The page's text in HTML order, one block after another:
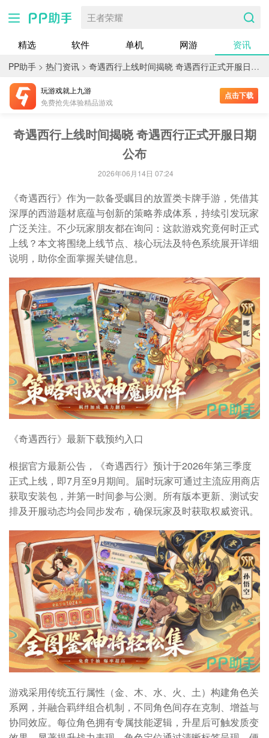
王者荣耀
精选 软件 单机 网游 资讯
PP助手 > 热门资讯 > 奇遇西行上线时间揭晓 奇遇西行正式开服日期公布
玩游戏就上九游
免费抢先体验精品游戏
点击下载
奇遇西行上线时间揭晓 奇遇西行正式开服日期
公布
2026年06月14日 07:24
《奇遇西行》作为一款备受瞩目的放置类卡牌手游，凭借其
深厚的西游题材底蕴与创新的策略养成体系，持续引发玩家
广泛关注。不少玩家朋友都在询问：这款游戏究竟何时正式
上线？本文将围绕上线节点、核心玩法及特色系统展开详细
说明，助你全面掌握关键信息。
《奇遇西行》最新下载预约入口
根据官方最新公告，《奇遇西行》预计于2026年第三季度
正式上线，即7月至9月期间。届时玩家可通过主流应用商店
获取安装包，并第一时间参与公测。所有版本更新、测试安
排及开服动态均会同步发布，确保玩家及时获取权威资讯。
游戏采用传统五行属性（金、木、水、火、土）构建角色关
系网，并融合羁绊组合机制，不同角色间存在克制、增益与
协同效应。每位角色拥有专属技能逻辑，升星后可触发质变